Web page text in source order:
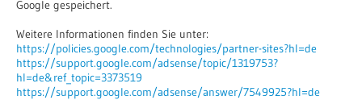
Google gespeichert.
Weitere Informationen finden Sie unter:
https://policies.google.com/technologies/partner-sites?hl=de
https://support.google.com/adsense/topic/1319753?
hl=de&ref_topic=3373519
https://support.google.com/adsense/answer/7549925?hl=de